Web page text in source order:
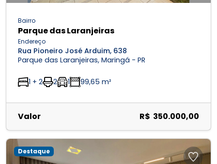
Bairro
Parque das Laranjeiras
Endereço
Rua Pioneiro José Arduim, 638
Parque das Laranjeiras, Maringá - PR
1 + 2 2 1 99,65 m²
Valor R$ 350.000,00
Destaque